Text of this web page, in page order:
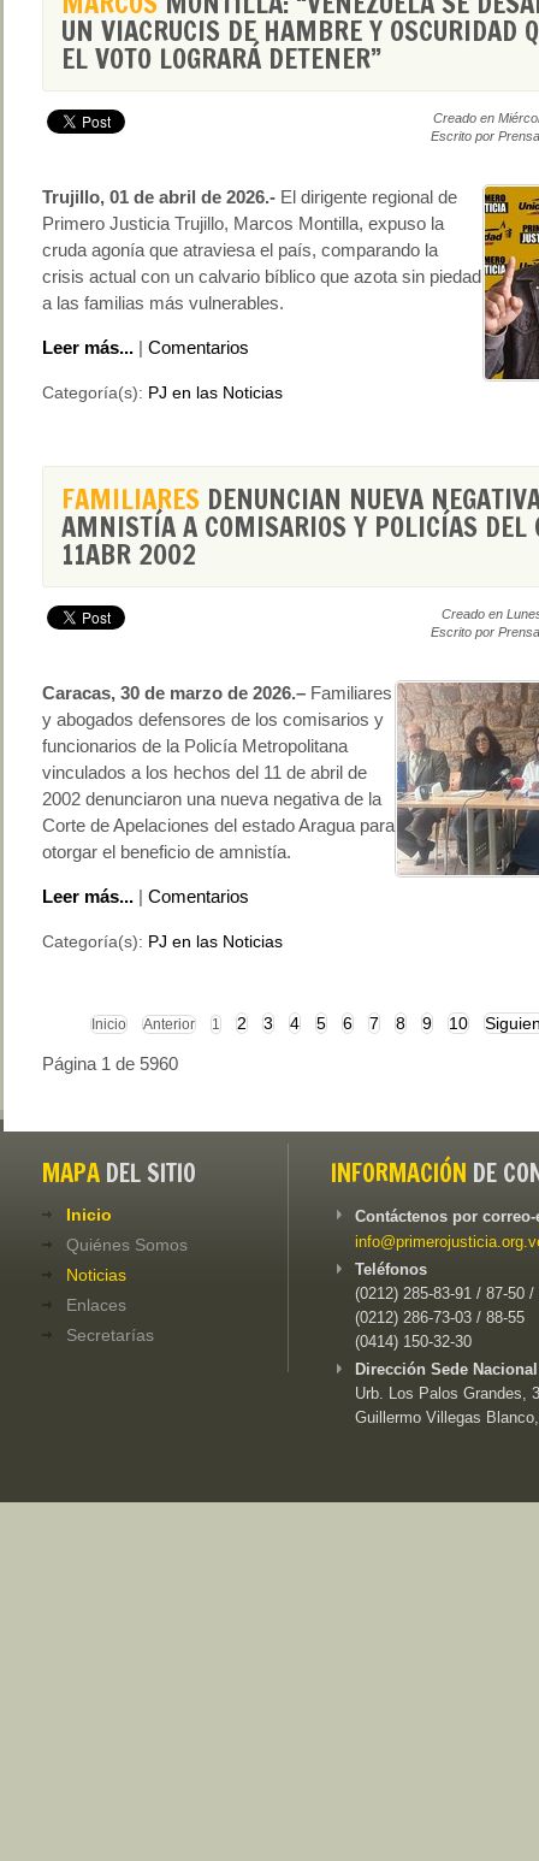
UN VIACRUCIS DE HAMBRE Y OSCURIDAD
EL VOTO LOGRARÁ DETENER”
Creado en
Escrito por
Trujillo, 01 de abril de 2026.- El dirigente regional de
Primero Justicia Trujillo, Marcos Montilla, expuso la
cruda agonía que atraviesa el país, comparando la
crisis actual con un calvario bíblico que azota sin piedad
a las familias más vulnerables.
Leer más... | Comentarios
Categoría(s): PJ en las Noticias
FAMILIARES DENUNCIAN NUEVA
AMNISTÍA A COMISARIOS Y POLICÍAS DEL
11ABR 2002
Creado en
Escrito por
Caracas, 30 de marzo de 2026.– Familiares
y abogados defensores de los comisarios y
funcionarios de la Policía Metropolitana
vinculados a los hechos del 11 de abril de
2002 denunciaron una nueva negativa de la
Corte de Apelaciones del estado Aragua para
otorgar el beneficio de amnistía.
Leer más... | Comentarios
Categoría(s): PJ en las Noticias
Inicio Anterior 1 2 3 4 5 6 7 8 9 10
Página 1 de 5960
MAPA DEL SITIO
Inicio
Quiénes Somos
Noticias
Enlaces
Secretarías
INFORMACIÓN DE
Contáctenos por
Teléfonos
(0212) 285-83-91 / 87-50 /
(0212) 286-73-03 / 88-55
(0414) 150-32-30
Dirección Sede
Urb. Los Palos Grandes,
Guillermo Villegas